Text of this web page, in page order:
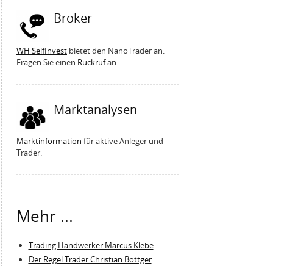
Broker
WH SelfInvest bietet den NanoTrader an.
Fragen Sie einen Rückrufan.
Marktanalysen
Marktinformation für aktive Anleger und
Trader.
Mehr ...
Trading Handwerker Marcus Klebe
Der Regel Trader Christian Böttger